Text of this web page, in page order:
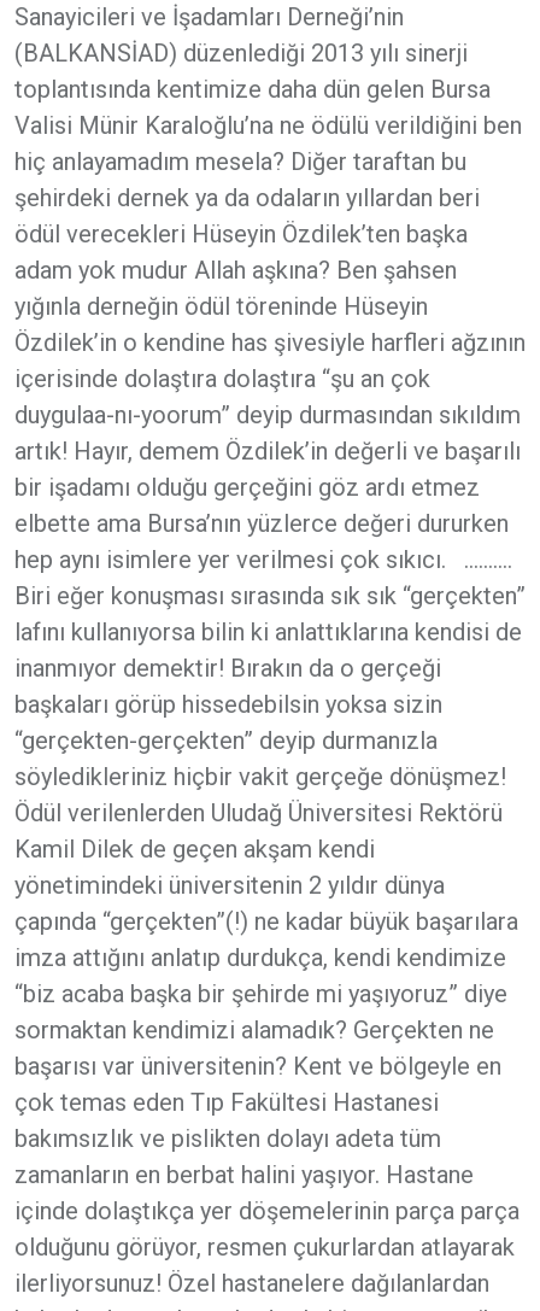
Sanayicileri ve İşadamları Derneği’nin
(BALKANSİAD) düzenlediği 2013 yılı sinerji
toplantısında kentimize daha dün gelen Bursa
Valisi Münir Karaloğlu’na ne ödülü verildiğini ben
hiç anlayamadım mesela? Diğer taraftan bu
şehirdeki dernek ya da odaların yıllardan beri
ödül verecekleri Hüseyin Özdilek’ten başka
adam yok mudur Allah aşkına? Ben şahsen
yığınla derneğin ödül töreninde Hüseyin
Özdilek’in o kendine has şivesiyle harfleri ağzının
içerisinde dolaştıra dolaştıra “şu an çok
duygulaa-nı-yoorum” deyip durmasından sıkıldım
artık! Hayır, demem Özdilek’in değerli ve başarılı
bir işadamı olduğu gerçeğini göz ardı etmez
elbette ama Bursa’nın yüzlerce değeri dururken
hep aynı isimlere yer verilmesi çok sıkıcı. ……….
Biri eğer konuşması sırasında sık sık “gerçekten”
lafını kullanıyorsa bilin ki anlattıklarına kendisi de
inanmıyor demektir! Bırakın da o gerçeği
başkaları görüp hissedebilsin yoksa sizin
“gerçekten-gerçekten” deyip durmanızla
söyledikleriniz hiçbir vakit gerçeğe dönüşmez!
Ödül verilenlerden Uludağ Üniversitesi Rektörü
Kamil Dilek de geçen akşam kendi
yönetimindeki üniversitenin 2 yıldır dünya
çapında “gerçekten”(!) ne kadar büyük başarılara
imza attığını anlatıp durdukça, kendi kendimize
“biz acaba başka bir şehirde mi yaşıyoruz” diye
sormaktan kendimizi alamadık? Gerçekten ne
başarısı var üniversitenin? Kent ve bölgeyle en
çok temas eden Tıp Fakültesi Hastanesi
bakımsızlık ve pislikten dolayı adeta tüm
zamanların en berbat halini yaşıyor. Hastane
içinde dolaştıkça yer döşemelerinin parça parça
olduğunu görüyor, resmen çukurlardan atlayarak
ilerliyorsunuz! Özel hastanelere dağılanlardan